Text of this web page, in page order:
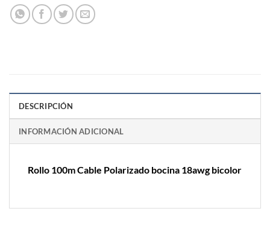
DESCRIPCIÓN
INFORMACIÓN ADICIONAL
Rollo 100m Cable Polarizado bocina 18awg bicolor